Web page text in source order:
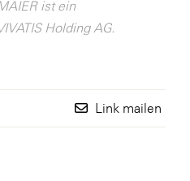
ist ein
Holding AG.
Link mailen